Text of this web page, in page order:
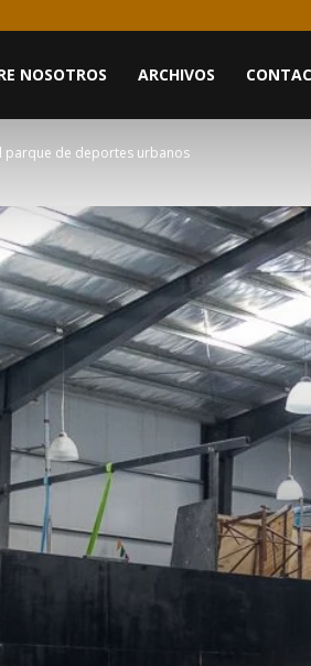
NOSOTROS ARCHIVOS
parque de deportes urbanos